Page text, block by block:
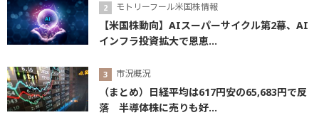
モトリーフール米国株情報
【米国株動向】AIスーパーサイクル第2幕、AI
インフラ投資拡大で恩恵...
市況概況
（まとめ）日経平均は617円安の65,683円で反
落 半導体株に売りも好...